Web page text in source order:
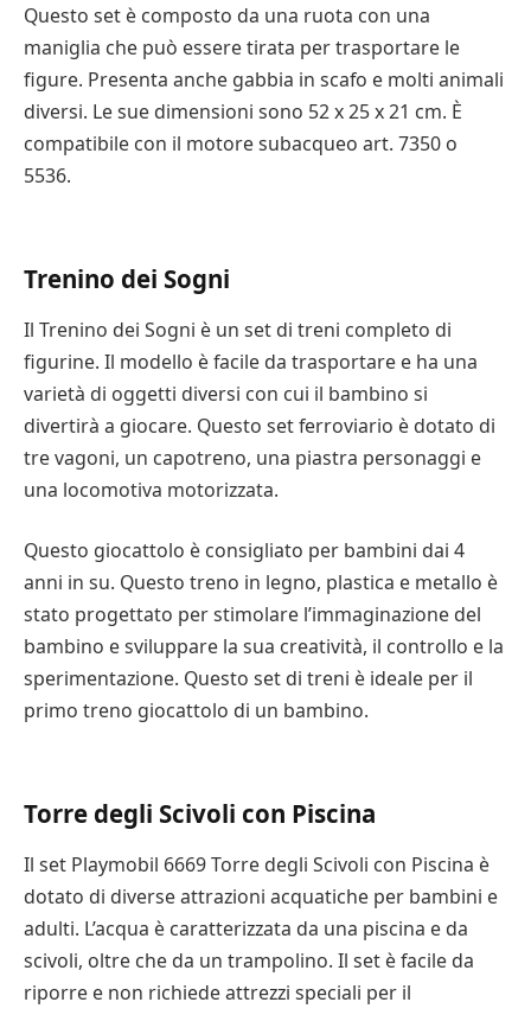
per creare avventure più grandi. Questo popolare
giocattolo per bambini si ispira al franchise di Toy
Story, che è diventato un successo immediato con la
recente uscita del film Toy Story 4. Questo set è
caratterizzato dal personaggio principale, Bu Bu, e da
una serie di personaggi che si muovono in un’unica
giocattolo dei film.
Questo set contiene diversi accessori Playmobil
dettagliati, tra cui un campanello funzionante. È
compatibile con altri set aggiuntivi Playmobil e viene
fornito con una custodia. In questa linea sono
disponibili diversi set, ognuno con un tema diverso.
Un set presenta un camper con una famiglia a bordo,
un’auto della polizia. Sono presenti molti accessori
che si adattano al tema, tra cui oggetti da spiaggia e
da mare.
La gamma Playmobil è adatta ai bambini dai quattro
anni in su. I bambini più piccoli possono rischiare di
giocattoli incoraggiano la creatività e tengono
se i giocattoli sono progettati per essere giocati dai
bambini piccoli, molti adulti li possiedono. Adorano
collezionarli e alcuni di loro realizzano anche film
utilizzando i vari set Playmobil.
Questo set è composto da una ruota con una
maniglia che può essere tirata per trasportare le
figure. Presenta anche gabbia in scafo e molti animali
diversi. Le sue dimensioni sono 52 x 25 x 21 cm. È
compatibile con il motore subacqueo art. 7350 o
5536.
Trenino dei Sogni
Il Trenino dei Sogni è un set di treni completo di
figurine. Il modello è facile da trasportare e ha una
varietà di oggetti diversi con cui il bambino si
divertirà a giocare. Questo set ferroviario è dotato di
tre vagoni, un capotreno, una piastra personaggi e
una locomotiva motorizzata.
Questo giocattolo è consigliato per bambini dai 4
anni in su. Questo treno in legno, plastica e metallo è
stato progettato per stimolare l’immaginazione del
bambino e sviluppare la sua creatività, il controllo e la
sperimentazione. Questo set di treni è ideale per il
primo treno giocattolo di un bambino.
Torre degli Scivoli con Piscina
Il set Playmobil 6669 Torre degli Scivoli con Piscina è
dotato di diverse attrazioni acquatiche per bambini e
adulti. L’acqua è caratterizzata da una piscina e da
scivoli, oltre che da un trampolino. Il set è facile da
riporre e non richiede attrezzi speciali per il